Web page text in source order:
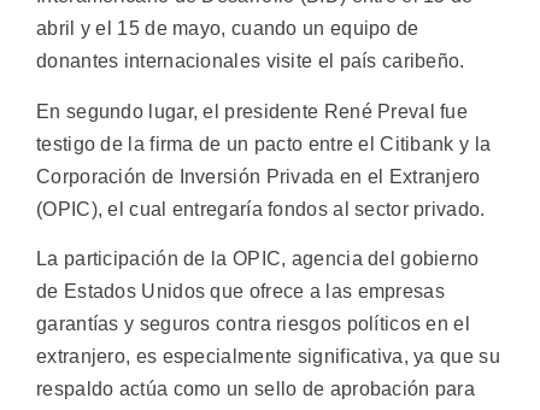
abril y el 15 de mayo, cuando un equipo de
donantes internacionales visite el país caribeño.
En segundo lugar, el presidente René Preval fue
testigo de la firma de un pacto entre el Citibank y la
Corporación de Inversión Privada en el Extranjero
(OPIC), el cual entregaría fondos al sector privado.
La participación de la OPIC, agencia del gobierno
de Estados Unidos que ofrece a las empresas
garantías y seguros contra riesgos políticos en el
extranjero, es especialmente significativa, ya que su
respaldo actúa como un sello de aprobación para